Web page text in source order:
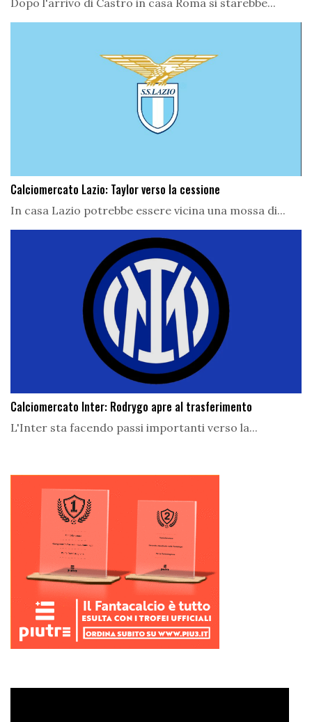
Calciomercato Lazio: Taylor verso la cessione
In casa Lazio potrebbe essere vicina una mossa di...
Calciomercato Inter: Rodrygo apre al trasferimento
L'Inter sta facendo passi importanti verso la...